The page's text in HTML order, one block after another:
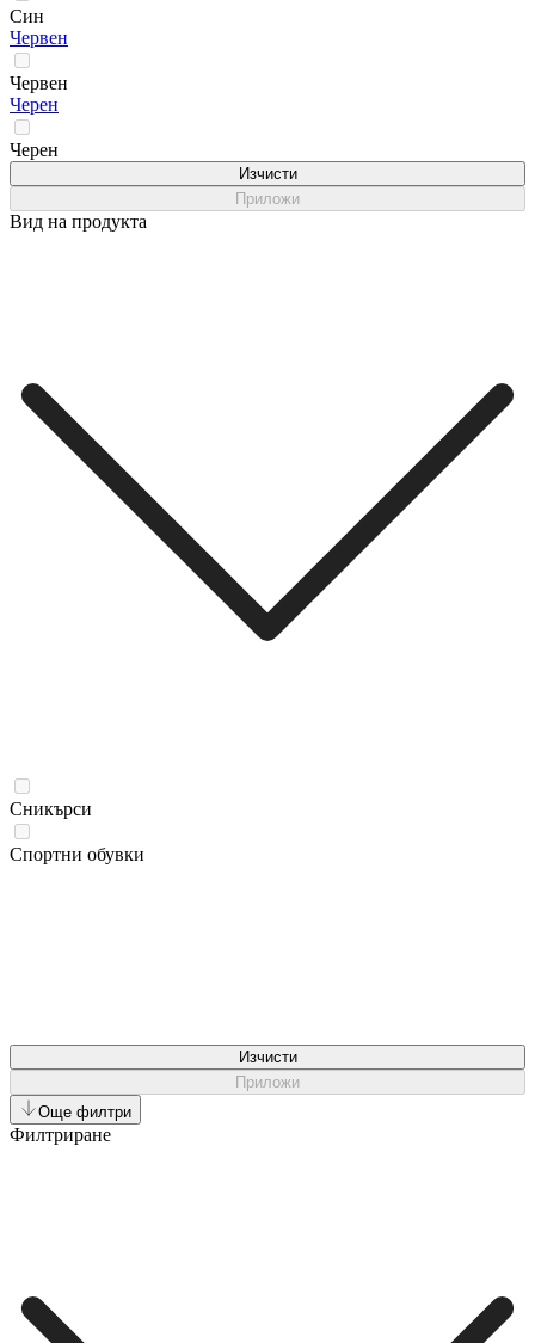
Син
Червен
Червен
Черен
Черен
Изчисти
Приложи
Вид на продукта
Сникърси
Спортни обувки
Изчисти
Приложи
Още филтри
Филтриране